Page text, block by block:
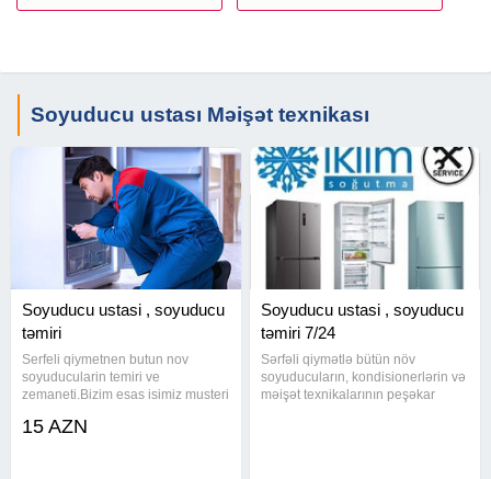
tək qapılı soyuducu təmiri
vitrin soyuducu təmiri
dondurucu təmiri
sənaye tipli soyuducu təmiri
market və restoran soyuducu təmiri
kompressor (motor) təmiri
soyuducu motoru dəyişimi
Soyuducu ustası Məişət texnikası
Soyuducu ustasi , soyuducu
təmiri
Serfeli qiymetnen butun nov
soyuducularin temiri ve
zemaneti.Bizim esas isimiz musteri
,ustasi ,ustası,xolodilnik,xolodelnik
15 AZN
Soyuducu ustasi , soyuducu
təmiri 7/24
Sərfəli qiymətlə bütün növ
soyuducuların, kondisionerlərin və
məişət texnikalarının peşəkar